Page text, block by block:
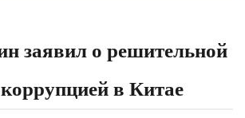
заявил о решительной
в Китае